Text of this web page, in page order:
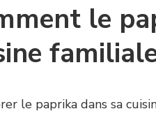
le
le paprika dans sa